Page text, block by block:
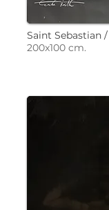
Saint Sebastian
200x100 cm.